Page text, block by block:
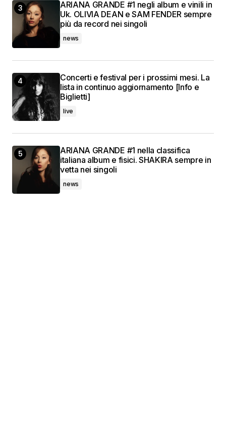
ARIANA GRANDE #1 negli album e vinili in
Uk. OLIVIA DEAN e SAM FENDER sempre
più da record nei singoli
news
Concerti e festival per i prossimi mesi. La
lista in continuo aggiornamento [Info e
Biglietti]
live
ARIANA GRANDE #1 nella classifica
italiana album e fisici. SHAKIRA sempre in
vetta nei singoli
news